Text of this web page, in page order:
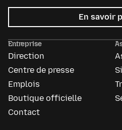
En savoir
Entreprise
Direction
Centre de presse
Emplois
Boutique officielle
Contact